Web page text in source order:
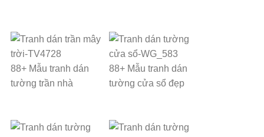
88+ Mẫu tranh dán
tường trần nhà
88+ Mẫu tranh dán
tường cửa sổ đẹp